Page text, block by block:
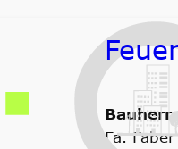
Fa.